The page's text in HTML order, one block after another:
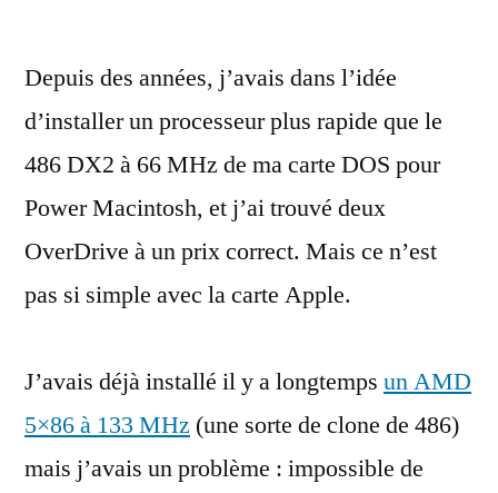
OverDrive
sur
une
carte
Apple
Depuis des années, j’avais dans l’idée
d’installer un processeur plus rapide que le
486 DX2 à 66 MHz de ma carte DOS pour
Power Macintosh, et j’ai trouvé deux
OverDrive à un prix correct. Mais ce n’est
pas si simple avec la carte Apple.
J’avais déjà installé il y a longtemps un AMD
5×86 à 133 MHz (une sorte de clone de 486)
mais j’avais un problème : impossible de